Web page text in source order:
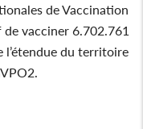
de Vaccination
vacciner 6.702.761
l’étendue du territoire